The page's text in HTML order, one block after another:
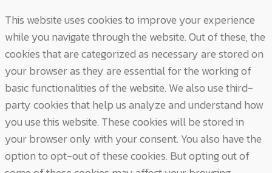
This website uses cookies to improve your experience
while you navigate through the website. Out of these, the
cookies that are categorized as necessary are stored on
your browser as they are essential for the working of
basic functionalities of the website. We also use third-
party cookies that help us analyze and understand how
you use this website. These cookies will be stored in
your browser only with your consent. You also have the
option to opt-out of these cookies. But opting out of